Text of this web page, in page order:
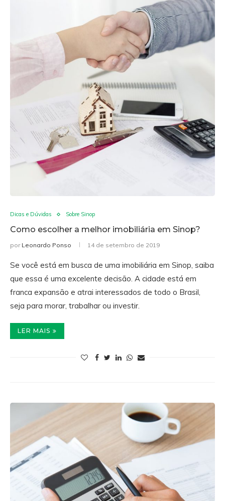
Dicas e Dúvidas Sobre Sinop
Como escolher a melhor imobiliária em Sinop?
por Leonardo Ponso 14 de setembro de 2019
Se você está em busca de uma imobiliária em Sinop, saiba
que essa é uma excelente decisão. A cidade está em
franca expansão e atrai interessados de todo o Brasil,
seja para morar, trabalhar ou investir.
LER MAIS